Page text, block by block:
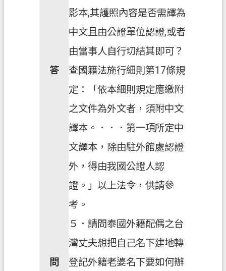
影本,其護照內容是否需譯為
中文且由公證單位認證,或者
由當事人自行切結其即可？
答
查國籍法施行細則第17條規
定：「依本細則規定應繳附
之文件為外文者，須附中文
譯本。．．．第一項所定中
文譯本，除由駐外館處認證
外，得由我國公證人認
證。」以上法令，供請參
考。
問
５．請問泰國外籍配偶之台
灣丈夫想把自己名下建地轉
登記外籍老婆名下要如何辦